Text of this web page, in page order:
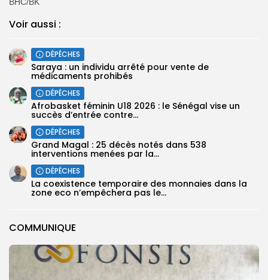
COMMUNIQUE
Voir aussi :
DÉPÊCHES
Saraya : un individu arrêté pour vente de
médicaments prohibés
DÉPÊCHES
Afrobasket féminin U18 2026 : le Sénégal vise un
succès d’entrée contre...
DÉPÊCHES
Grand Magal : 25 décès notés dans 538
interventions menées par la...
DÉPÊCHES
La coexistence temporaire des monnaies dans la
zone eco n’empêchera pas le...